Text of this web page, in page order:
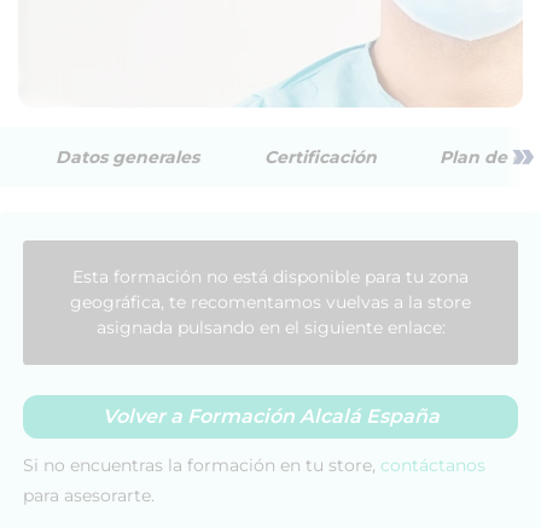
Datos generales Certificación Plan de »
Esta formación no está disponible para tu zona
geográfica, te recomentamos vuelvas a la store
asignada pulsando en el siguiente enlace:
Volver a Formación Alcalá España
Si no encuentras la formación en tu store, contáctanos
para asesorarte.